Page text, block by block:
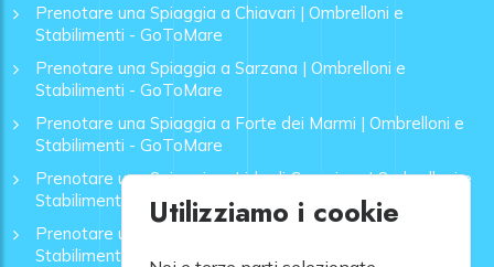
Prenotare una Spiaggia a Chiavari | Ombrelloni e
Stabilimenti - GoToMare
Prenotare una Spiaggia a Sarzana | Ombrelloni e
Stabilimenti - GoToMare
Prenotare una Spiaggia a Forte dei Marmi | Ombrelloni e
Stabilimenti - GoToMare
Prenotare una Spiaggia a Lido di Camaiore | Ombrelloni e
Stabilimenti - GoToMare
Prenotare una Spiaggia a Rapallo | Ombrelloni e
Stabilimenti - GoToMare
Utilizziamo i cookie